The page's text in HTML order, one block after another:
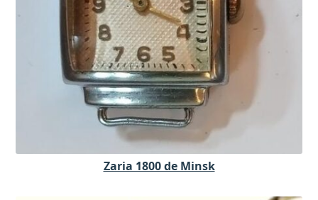
Zaria 1800 de Minsk